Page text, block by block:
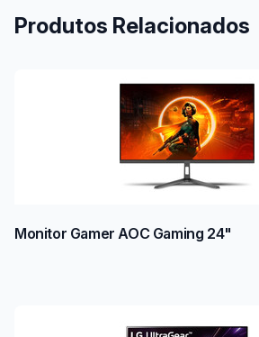
Produtos Relacionados
Monitor Gamer AOC Gaming 24"